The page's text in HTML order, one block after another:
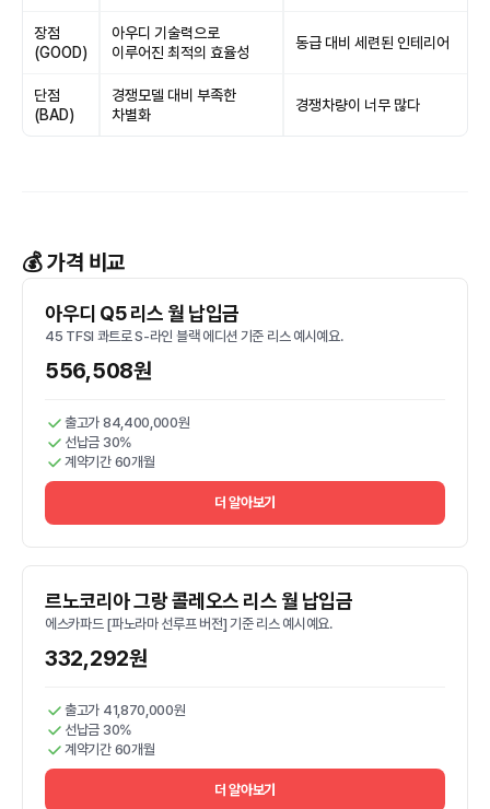
장점
(GOOD)
아우디 기술력으로
이루어진 최적의 효율성
동급 대비 세련된 인테리어
단점
(BAD)
경쟁모델 대비 부족한
차별화
경쟁차량이 너무 많다
💰 가격 비교
아우디 Q5 리스 월 납입금
45 TFSI 콰트로 S-라인 블랙 에디션 기준 리스 예시예요.
556,508원
출고가 84,400,000원
선납금 30%
계약기간 60개월
더 알아보기
르노코리아 그랑 콜레오스 리스 월 납입금
에스카파드 [파노라마 선루프 버전] 기준 리스 예시예요.
332,292원
출고가 41,870,000원
선납금 30%
계약기간 60개월
더 알아보기